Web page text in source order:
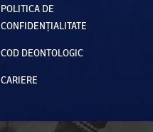
POLITICA DE
CONFIDENȚIALITATE
COD DEONTOLOGIC
CARIERE